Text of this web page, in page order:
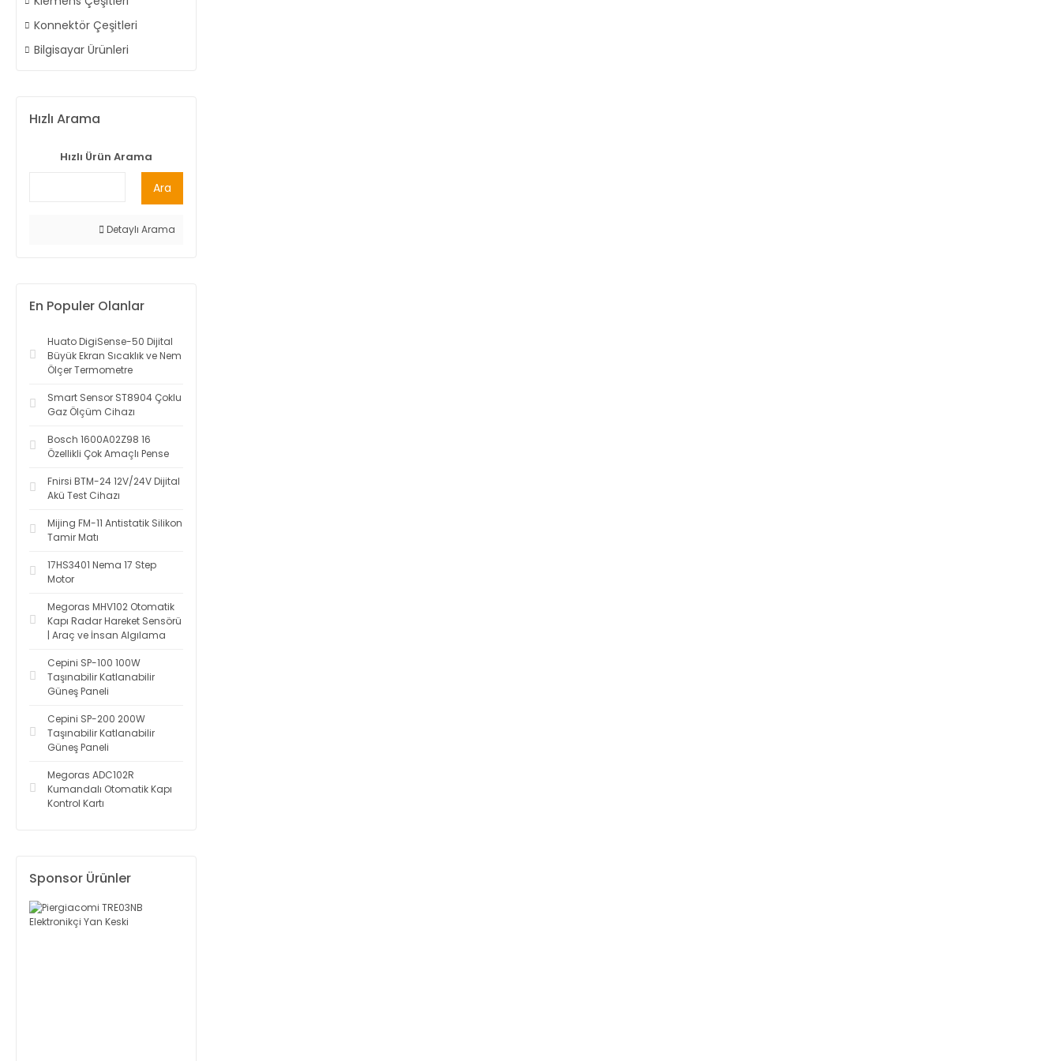
Konnektör Çeşitleri
Bilgisayar Ürünleri
Hızlı Arama
Hızlı Ürün Arama
Ara
Detaylı Arama
En Populer Olanlar
Huato DigiSense-50 Dijital
Büyük Ekran Sıcaklık ve Nem
Ölçer Termometre
Smart Sensor ST8904 Çoklu
Gaz Ölçüm Cihazı
Bosch 1600A02Z98 16
Özellikli Çok Amaçlı Pense
Fnirsi BTM-24 12V/24V Dijital
Akü Test Cihazı
Mijing FM-11 Antistatik Silikon
Tamir Matı
17HS3401 Nema 17 Step
Motor
Megoras MHV102 Otomatik
Kapı Radar Hareket Sensörü
| Araç ve İnsan Algılama
Cepini SP-100 100W
Taşınabilir Katlanabilir
Güneş Paneli
Cepini SP-200 200W
Taşınabilir Katlanabilir
Güneş Paneli
Megoras ADC102R
Kumandalı Otomatik Kapı
Kontrol Kartı
Sponsor Ürünler